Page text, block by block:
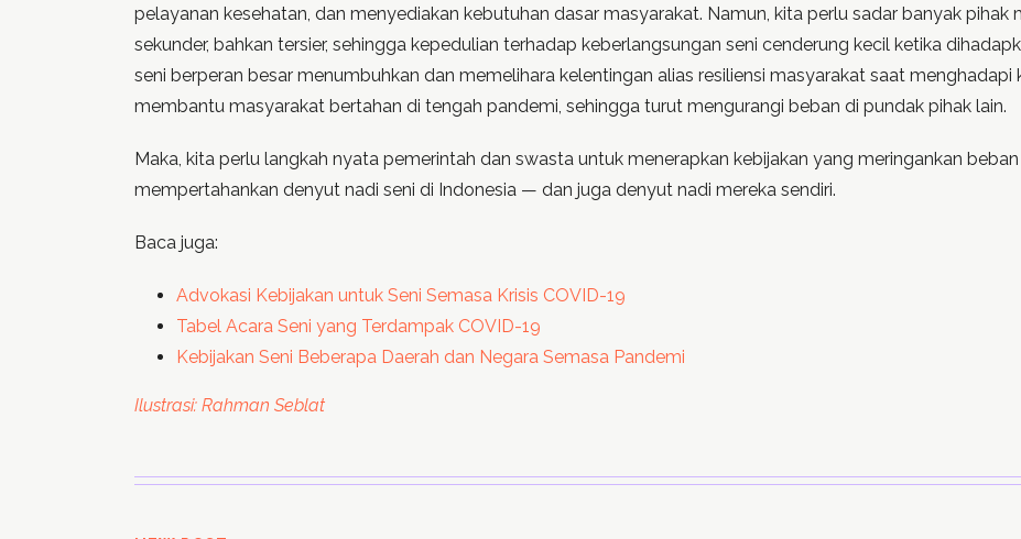
pelayanan kesehatan, dan menyediakan kebutuhan dasar masyarakat. Namun, kita perlu sadar banyak
sekunder, bahkan tersier, sehingga kepedulian terhadap keberlangsungan seni cenderung kecil ketika
seni berperan besar menumbuhkan dan memelihara kelentingan alias resiliensi masyarakat saat menghadapi
membantu masyarakat bertahan di tengah pandemi, sehingga turut mengurangi beban di pundak pihak lain.
Maka, kita perlu langkah nyata pemerintah dan swasta untuk menerapkan kebijakan yang meringankan
mempertahankan denyut nadi seni di Indonesia — dan juga denyut nadi mereka sendiri.
Baca juga:
Advokasi Kebijakan untuk Seni Semasa Krisis COVID-19
Tabel Acara Seni yang Terdampak COVID-19
Kebijakan Seni Beberapa Daerah dan Negara Semasa Pandemi
Ilustrasi: Rahman Seblat